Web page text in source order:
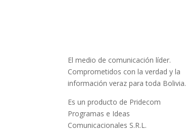
El medio de comunicación líder.
Comprometidos con la verdad y la
información veraz para toda Bolivia.
Es un producto de Pridecom
Programas e Ideas
Comunicacionales S.R.L.